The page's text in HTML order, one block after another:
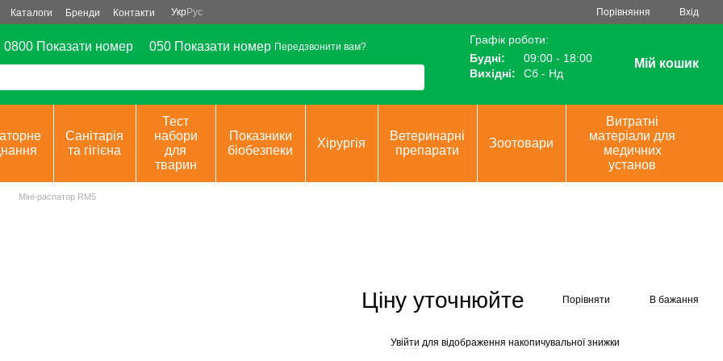
Каталоги Бренди Контакти Укр Рус Порівняння Вхід
0800 Показати номер 050 Показати номер Передзвонити вам?
Графік роботи:
Будні:
09:00 - 18:00
Вихідні:
Сб - Нд
Мій кошик
Санітарія
та гігієна
Тест
набори
для
тварин
Показники
біобезпеки
Хірургія
Ветеринарні
препарати
Зоотовари
Витратні
матеріали для
медичних
установ
Міні-распатор RM5
Ціну уточнюйте Порівняти В бажання
Увійти для відображення накопичувальної знижки